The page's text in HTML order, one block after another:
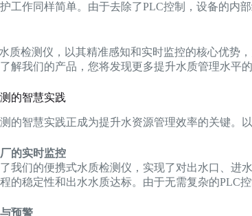
工作同样简单。由于去除了PLC控制，设备的内
质检测仪，以其精准感知和实时监控的核心优势
解我们的产品，您将发现更多提升水质管理水平的
的智慧实践
的智慧实践正成为提升水资源管理效率的关键。
的实时监控
我们的便携式水质检测仪，实现了对出水口、
的稳定性和出水水质达标。由于无需复杂的PLC
预警